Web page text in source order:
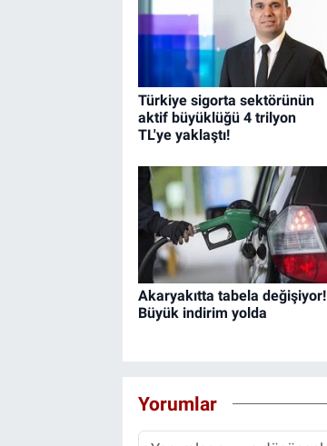
Türkiye sigorta sektörünün
aktif büyüklüğü 4 trilyon
TL'ye yaklaştı!
Akaryakıtta tabela değişiyor!
Büyük indirim yolda
Yorumlar